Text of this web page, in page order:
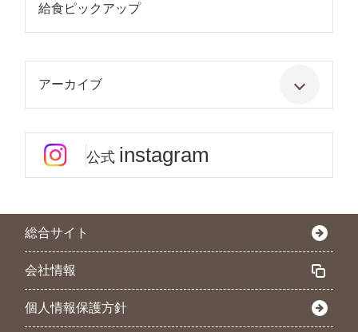
給食ピックアップ
アーカイブ
公式 instagram
総合サイト
会社情報
個人情報保護方針